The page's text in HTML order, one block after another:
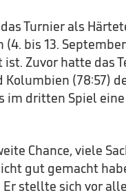
Turnier als
bis 13.
Zuvor hatte das
Kolumbien (78:57)
im dritten Spiel
Chance, viele
gut gemacht
Er stellte sich vor